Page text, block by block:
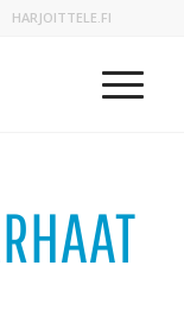
HARJOITTELE.FI